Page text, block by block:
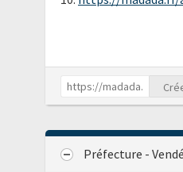
Préfecture -